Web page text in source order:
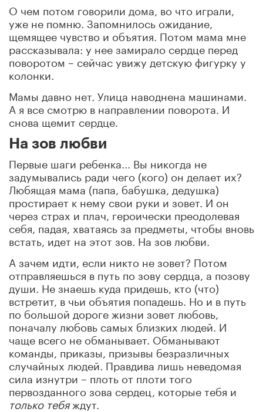
О чем потом говорили дома, во что играли,
уже не помню. Запомнилось ожидание,
щемящее чувство и объятия. Потом мама мне
рассказывала: у нее замирало сердце перед
поворотом – сейчас увижу детскую фигурку у
колонки.
Мамы давно нет. Улица наводнена машинами.
А я все смотрю в направлении поворота. И
снова щемит сердце.
На зов любви
Первые шаги ребенка... Вы никогда не
задумывались ради чего (кого) он делает их?
Любящая мама (папа, бабушка, дедушка)
простирает к нему свои руки и зовет. И он
через страх и плач, героически преодолевая
себя, падая, хватаясь за предметы, чтобы вновь
встать, идет на этот зов. На зов любви.
А зачем идти, если никто не зовет? Потом
отправляешься в путь по зову сердца, а позову
души. Не знаешь куда придешь, кто (что)
встретит, в чьи объятия попадешь. Но и в путь
по большой дороге жизни зовет любовь,
поначалу любовь самых близких людей. И
чаще всего не обманывает. Обманывают
команды, приказы, призывы безразличных
случайных людей. Правдива лишь неведомая
сила изнутри – плоть от плоти того
первозданного зова сердец, которые тебя и
только тебяждут.